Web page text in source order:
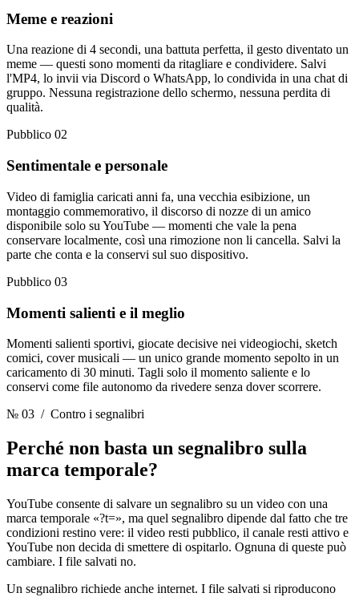
Meme e reazioni
Una reazione di 4 secondi, una battuta perfetta, il gesto diventato un
meme — questi sono momenti da ritagliare e condividere. Salvi
l'MP4, lo invii via Discord o WhatsApp, lo condivida in una chat di
gruppo. Nessuna registrazione dello schermo, nessuna perdita di
qualità.
Pubblico 02
Sentimentale e personale
Video di famiglia caricati anni fa, una vecchia esibizione, un
montaggio commemorativo, il discorso di nozze di un amico
disponibile solo su YouTube — momenti che vale la pena
conservare localmente, così una rimozione non li cancella. Salvi la
parte che conta e la conservi sul suo dispositivo.
Pubblico 03
Momenti salienti e il meglio
Momenti salienti sportivi, giocate decisive nei videogiochi, sketch
comici, cover musicali — un unico grande momento sepolto in un
caricamento di 30 minuti. Tagli solo il momento saliente e lo
conservi come file autonomo da rivedere senza dover scorrere.
№ 03 / Contro i segnalibri
Perché non basta un segnalibro sulla
marca temporale?
YouTube consente di salvare un segnalibro su un video con una
marca temporale «?t=», ma quel segnalibro dipende dal fatto che tre
condizioni restino vere: il video resti pubblico, il canale resti attivo e
YouTube non decida di smettere di ospitarlo. Ognuna di queste può
cambiare. I file salvati no.
Un segnalibro richiede anche internet. I file salvati si riproducono